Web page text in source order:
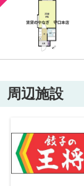
周辺施設